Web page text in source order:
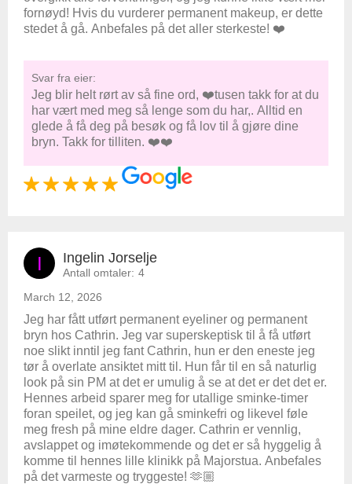
fornøyd! Hvis du vurderer permanent makeup, er dette
stedet å gå. Anbefales på det aller sterkeste! ❤️
Svar fra eier:
Jeg blir helt rørt av så fine ord, ❤️tusen takk for at du
har vært med meg så lenge som du har,. Alltid en
glede å få deg på besøk og få lov til å gjøre dine
bryn. Takk for tilliten. ❤️❤️
I Ingelin Jorselje
Antall omtaler: 4
March 12, 2026
Jeg har fått utført permanent eyeliner og permanent
bryn hos Cathrin. Jeg var superskeptisk til å få utført
noe slikt inntil jeg fant Cathrin, hun er den eneste jeg
tør å overlate ansiktet mitt til. Hun får til en så naturlig
look på sin PM at det er umulig å se at det er det det er.
Hennes arbeid sparer meg for utallige sminke-timer
foran speilet, og jeg kan gå sminkefri og likevel føle
meg fresh på mine eldre dager. Cathrin er vennlig,
avslappet og imøtekommende og det er så hyggelig å
komme til hennes lille klinikk på Majorstua. Anbefales
på det varmeste og tryggeste! 🫶🏼